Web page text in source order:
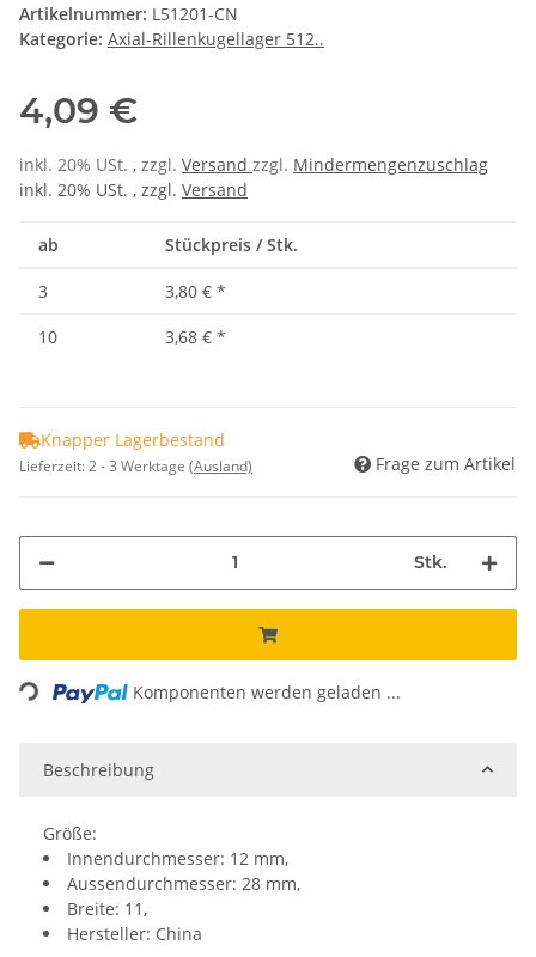
Artikelnummer: L51201-CN
Kategorie: Axial-Rillenkugellager 512..
4,09 €
inkl. 20% USt. , zzgl. Versand zzgl. Mindermengenzuschlag
inkl. 20% USt. , zzgl. Versand
ab Stückpreis / Stk.
3 3,80 € *
10
3,68 € *
Knapper Lagerbestand
Lieferzeit:2 - 3 Werktage (Ausland) Frage zum Artikel
Stk.
Komponenten werden geladen ...
Beschreibung
Größe:
Innendurchmesser: 12 mm,
Aussendurchmesser: 28 mm,
Breite: 11,
Hersteller: China